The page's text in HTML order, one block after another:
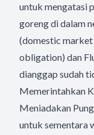
untuk mengatasi
goreng di dalam
(domestic
obligation) dan
dianggap sudah
Memerintahkan
Meniadakan
untuk sementara